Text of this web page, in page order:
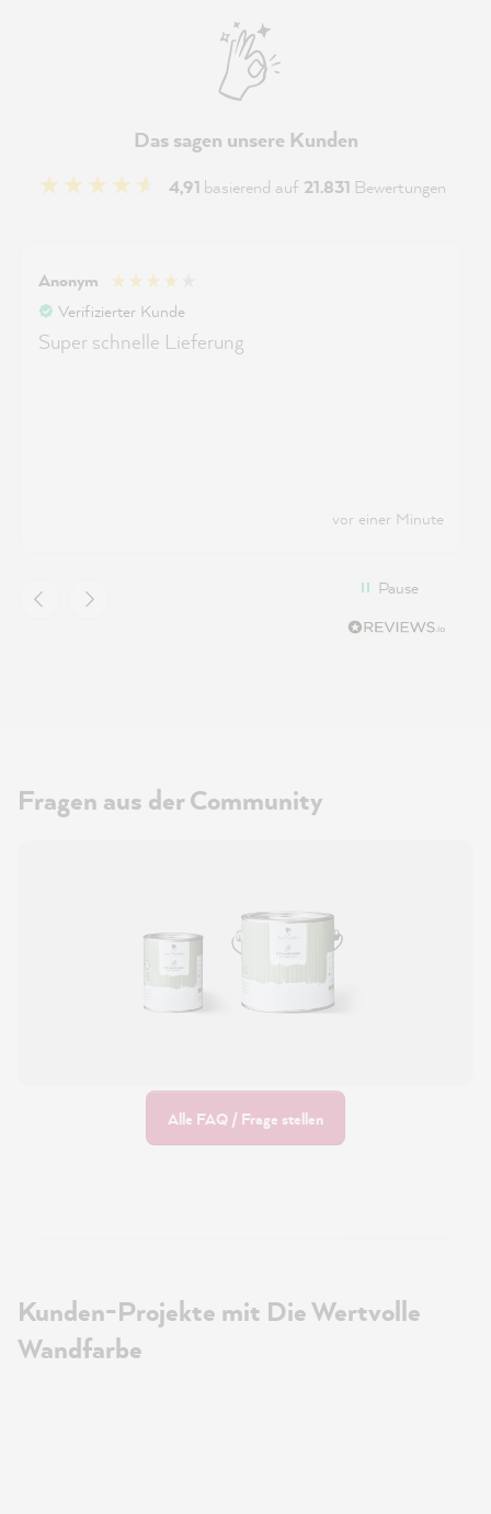
Das sagen unsere Kunden
4,91 basierend auf 21.831 Bewertungen
Anonym
Verifizierter Kunde
Super schnelle Lieferung
vor einer Minute
Pause
Fragen aus der Community
Alle FAQ / Frage stellen
Kunden-Projekte mit Die Wertvolle
Wandfarbe